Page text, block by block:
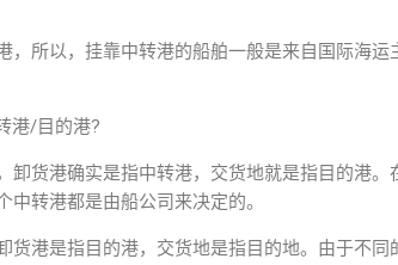
，所以，挂靠中转港的船舶一般是来自国际海
港/目的港?
卸货港确实是指中转港，交货地就是指目的港
中转港都是由船公司来决定的。
货港是指目的港，交货地是指目的地。由于不